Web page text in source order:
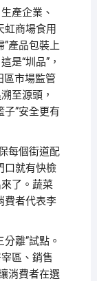
產企業、
虹商場食用
”產品包裝上
是“圳品”，
區市場監管
至源頭，
”安全更有
每個街道配
口就有快檢
了。蔬菜
費者代表李
離”試點。
區、銷售
消費者在選